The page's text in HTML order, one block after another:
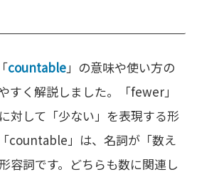
countable」の意味や使い方の
すく解説しました。「fewer」
対して「少ない」を表現する形
countable」は、名詞が「数え
容詞です。どちらも数に関連し